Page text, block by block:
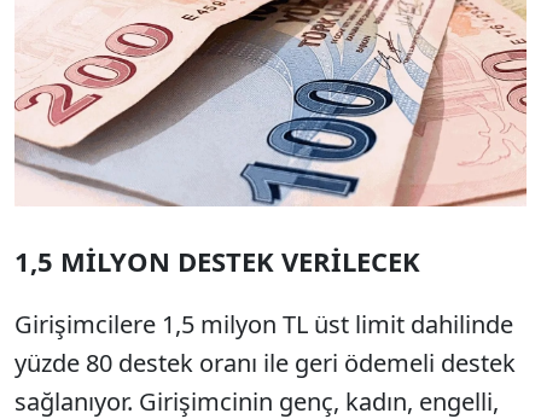
1,5 MİLYON DESTEK VERİLECEK
Girişimcilere 1,5 milyon TL üst limit dahilinde
yüzde 80 destek oranı ile geri ödemeli destek
sağlanıyor. Girişimcinin genç, kadın, engelli,